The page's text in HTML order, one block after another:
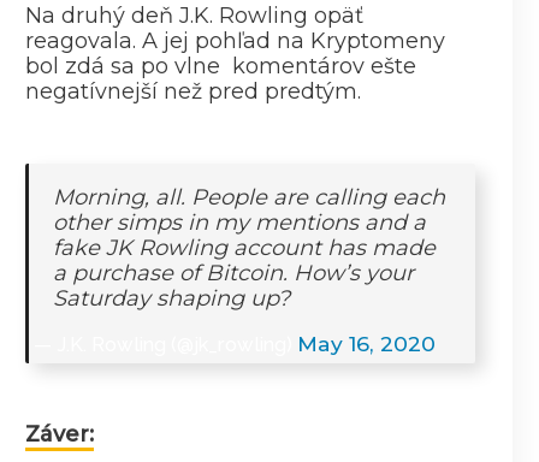
Na druhý deň J.K. Rowling opäť
reagovala. A jej pohľad na Kryptomeny
bol zdá sa po vlne komentárov ešte
negatívnejší než pred predtým.
Morning, all. People are calling each
other simps in my mentions and a
fake JK Rowling account has made
a purchase of Bitcoin. How’s your
Saturday shaping up?
May 16, 2020
Záver: